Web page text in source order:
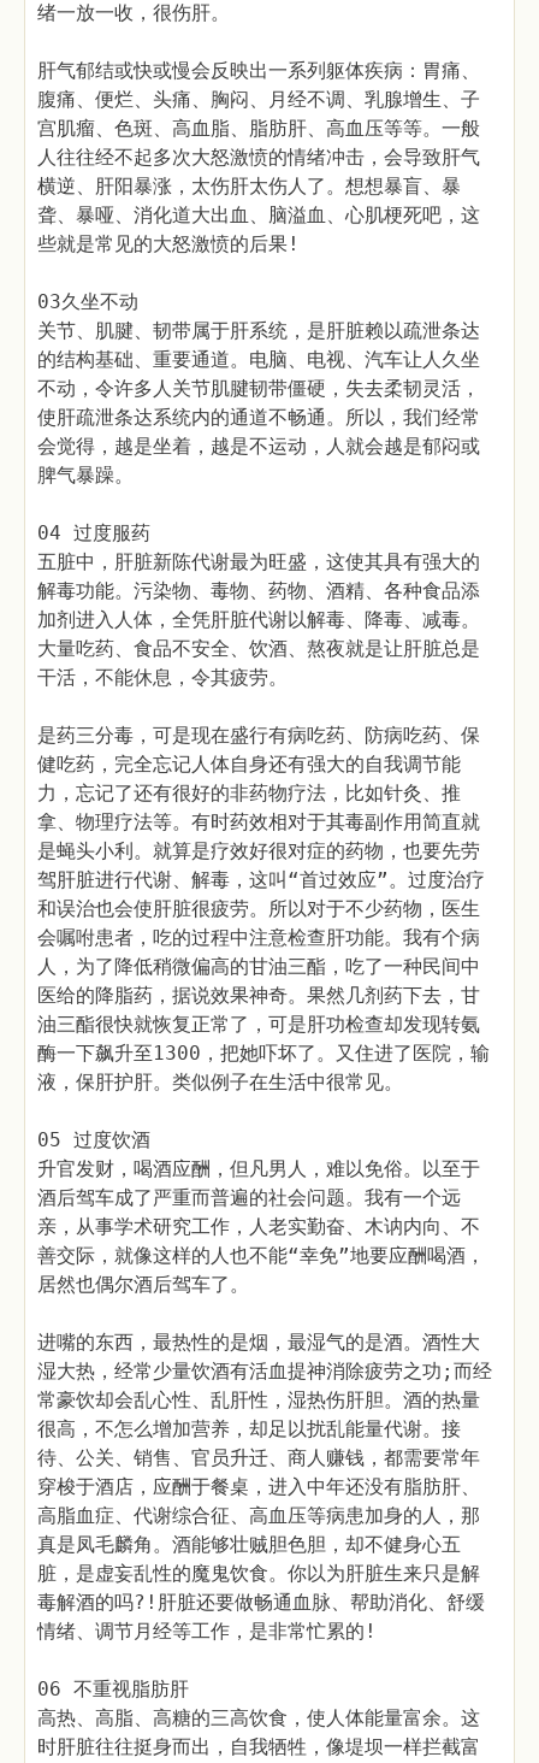
绪一放一收，很伤肝。
肝气郁结或快或慢会反映出一系列躯体疾病：胃痛、
腹痛、便烂、头痛、胸闷、月经不调、乳腺增生、子
宫肌瘤、色斑、高血脂、脂肪肝、高血压等等。一般
人往往经不起多次大怒激愤的情绪冲击，会导致肝气
横逆、肝阳暴涨，太伤肝太伤人了。想想暴盲、暴
聋、暴哑、消化道大出血、脑溢血、心肌梗死吧，这
些就是常见的大怒激愤的后果!
03久坐不动
关节、肌腱、韧带属于肝系统，是肝脏赖以疏泄条达
的结构基础、重要通道。电脑、电视、汽车让人久坐
不动，令许多人关节肌腱韧带僵硬，失去柔韧灵活，
使肝疏泄条达系统内的通道不畅通。所以，我们经常
会觉得，越是坐着，越是不运动，人就会越是郁闷或
脾气暴躁。
04 过度服药
五脏中，肝脏新陈代谢最为旺盛，这使其具有强大的
解毒功能。污染物、毒物、药物、酒精、各种食品添
加剂进入人体，全凭肝脏代谢以解毒、降毒、减毒。
大量吃药、食品不安全、饮酒、熬夜就是让肝脏总是
干活，不能休息，令其疲劳。
是药三分毒，可是现在盛行有病吃药、防病吃药、保
健吃药，完全忘记人体自身还有强大的自我调节能
力，忘记了还有很好的非药物疗法，比如针灸、推
拿、物理疗法等。有时药效相对于其毒副作用简直就
是蝇头小利。就算是疗效好很对症的药物，也要先劳
驾肝脏进行代谢、解毒，这叫“首过效应”。过度治疗
和误治也会使肝脏很疲劳。所以对于不少药物，医生
会嘱咐患者，吃的过程中注意检查肝功能。我有个病
人，为了降低稍微偏高的甘油三酯，吃了一种民间中
医给的降脂药，据说效果神奇。果然几剂药下去，甘
油三酯很快就恢复正常了，可是肝功检查却发现转氨
酶一下飙升至1300，把她吓坏了。又住进了医院，输
液，保肝护肝。类似例子在生活中很常见。
05 过度饮酒
升官发财，喝酒应酬，但凡男人，难以免俗。以至于
酒后驾车成了严重而普遍的社会问题。我有一个远
亲，从事学术研究工作，人老实勤奋、木讷内向、不
善交际，就像这样的人也不能“幸免”地要应酬喝酒，
居然也偶尔酒后驾车了。
进嘴的东西，最热性的是烟，最湿气的是酒。酒性大
湿大热，经常少量饮酒有活血提神消除疲劳之功;而经
常豪饮却会乱心性、乱肝性，湿热伤肝胆。酒的热量
很高，不怎么增加营养，却足以扰乱能量代谢。接
待、公关、销售、官员升迁、商人赚钱，都需要常年
穿梭于酒店，应酬于餐桌，进入中年还没有脂肪肝、
高脂血症、代谢综合征、高血压等病患加身的人，那
真是凤毛麟角。酒能够壮贼胆色胆，却不健身心五
脏，是虚妄乱性的魔鬼饮食。你以为肝脏生来只是解
毒解酒的吗?!肝脏还要做畅通血脉、帮助消化、舒缓
情绪、调节月经等工作，是非常忙累的!
06 不重视脂肪肝
高热、高脂、高糖的三高饮食，使人体能量富余。这
时肝脏往往挺身而出，自我牺牲，像堤坝一样拦截富